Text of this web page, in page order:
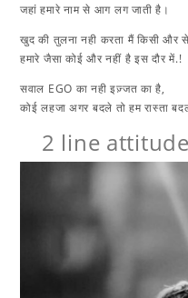
जहां हमारे नाम से आग लग जाती है।
खुद की तुलना नही करता मैं किसी और
हमारे जैसा कोई और नहीं है इस दौर में.!
सवाल EGO का नही इज़्जत का है,
कोई लहजा अगर बदले तो हम रास्ता
2 line